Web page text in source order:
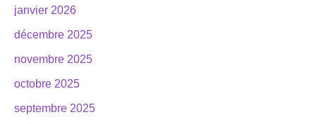
janvier 2026
décembre 2025
novembre 2025
octobre 2025
septembre 2025